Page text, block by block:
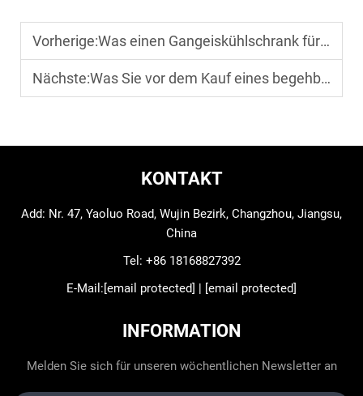
Vorherige:Was einen Gangeiskühlschrank für Restaurants unverzichtbar macht
Nächste:Was Sie vor dem Kauf eines begehbaren Kühlschranks beachten sollten
KONTAKT
Add: Nr. 47, Yaoluo Road, Wujin Bezirk, Changzhou, Jiangsu,
China
Tel: +86 18168827392
E-Mail:[email protected] | [email protected]
INFORMATION
Melden Sie sich für unseren wöchentlichen Newsletter an